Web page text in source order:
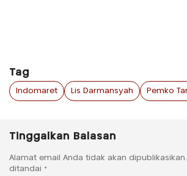
Tag
Indomaret Lis Darmansyah
Tinggalkan Balasan
Alamat email Anda tidak akan dipublikasikan.
ditandai *